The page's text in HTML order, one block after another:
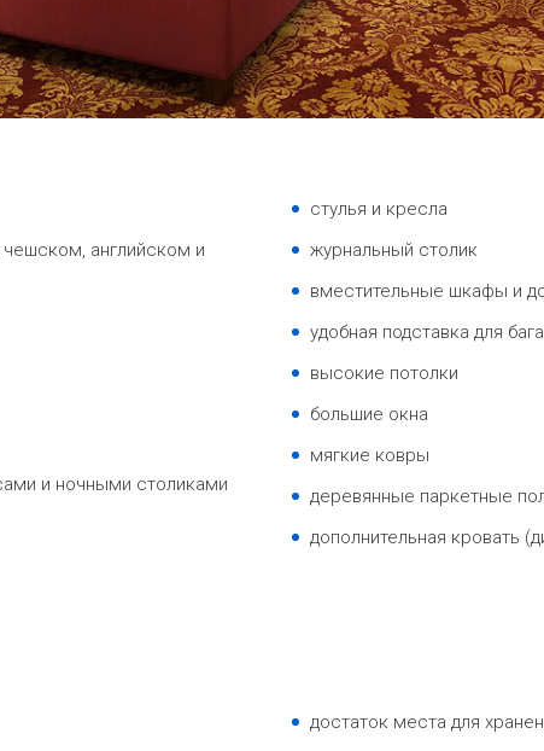
английском и
и ночными столиками
стулья и кресла
журнальный столик
вместительные шкафы и
удобная подставка для
высокие потолки
большие окна
мягкие ковры
деревянные паркетные
дополнительная кровать
достаток места для